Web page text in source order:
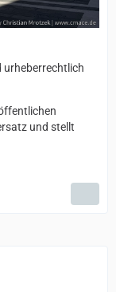
urheberrechtlich
und stellt